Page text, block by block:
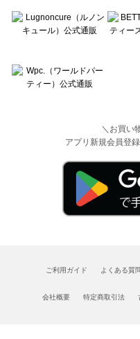
＼お買い
アプリ新規会員登
ご利用ガイド よくある質
会社概要 特定商取引法